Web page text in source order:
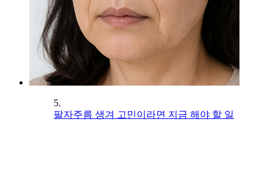
5.
팔자주름 생겨 고민이라면 지금 해야 할 일